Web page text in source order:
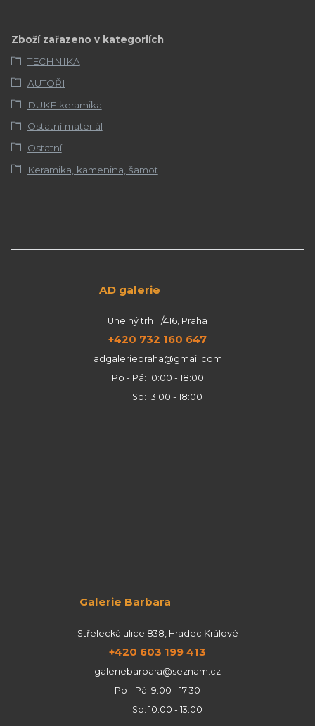
Zboží zařazeno v kategoriích
TECHNIKA
AUTOŘI
DUKE keramika
Ostatní materiál
Ostatní
Keramika, kamenina, šamot
AD galerie
Uhelný trh 11/416, Praha
+420 732 160 647
adgaleriepraha@gmail.com
Po - Pá: 10:00 - 18:00
So: 13:00 - 18:00
Galerie Barbara
Střelecká ulice 838, Hradec Králové
+420 603 199 413
galeriebarbara@seznam.cz
Po - Pá: 9:00 - 17:30
So: 10:00 - 13:00